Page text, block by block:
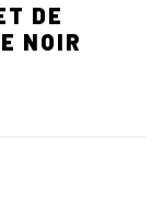
DE
NOIR